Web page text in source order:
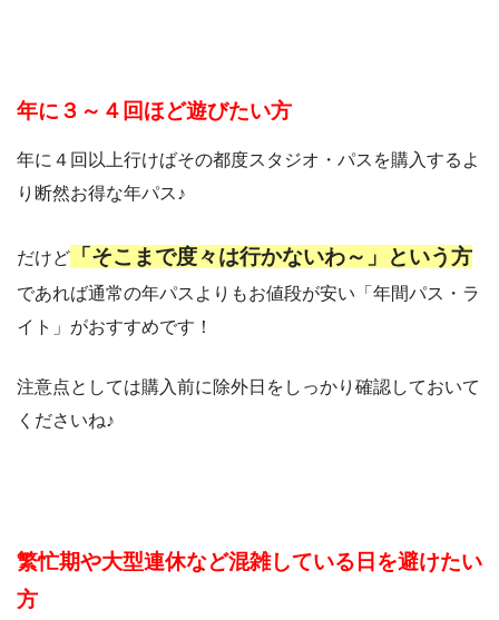
年に３～４回ほど遊びたい方
年に４回以上行けばその都度スタジオ・パスを購入するよ
り断然お得な年パス♪
だけど 「そこまで度々は行かないわ～」という方
であれば通常の年パスよりもお値段が安い「年間パス・ラ
イト」がおすすめです！
注意点としては購入前に除外日をしっかり確認しておいて
くださいね♪
繁忙期や大型連休など混雑している日を避けたい
方